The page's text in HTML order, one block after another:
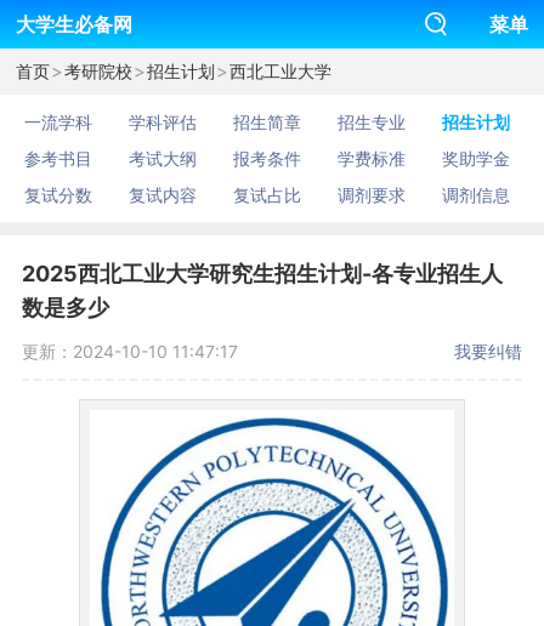
大学生必备网 菜单
首页>考研院校>招生计划>西北工业大学
一流学科 学科评估 招生简章 招生专业
招生计划
参考书目
考试大纲 报考条件 学费标准
奖助学金
复试分数
复试内容 复试占比 调剂要求 调剂信息
2025西北工业大学研究生招生计划-各专业招生人
数是多少
更新：2024-10-10 11:47:17 我要纠错